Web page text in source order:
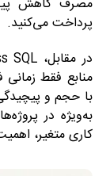
مصرف کاهش پیدا
پرداخت می‌کنید.
در مقابل، Server less SQL کاملاً
منابع فقط
با حجم و
به‌ویژه در
کاری متغیر،